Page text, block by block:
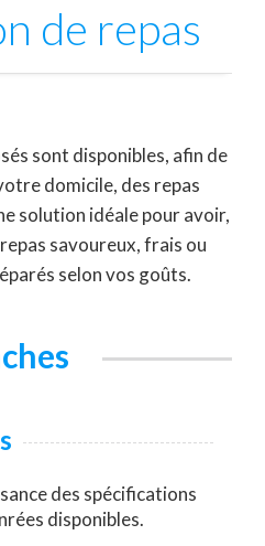
de repas
sont disponibles, afin de
domicile, des repas
solution idéale pour avoir,
savoureux, frais ou
selon vos goûts.
des spécifications
disponibles.